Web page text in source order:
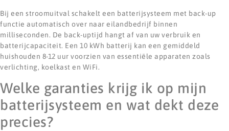
Bij een stroomuitval schakelt een batterijsysteem met back-up
functie automatisch over naar eilandbedrijf binnen
milliseconden. De back-uptijd hangt af van uw verbruik en
batterijcapaciteit. Een 10 kWh batterij kan een gemiddeld
huishouden 8-12 uur voorzien van essentiële apparaten zoals
verlichting, koelkast en WiFi.
Welke garanties krijg ik op mijn
batterijsysteem en wat dekt deze
precies?